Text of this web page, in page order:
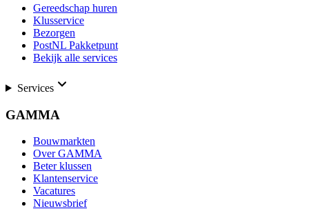
Gereedschap huren
Klusservice
Bezorgen
PostNL Pakketpunt
Bekijk alle services
Services
GAMMA
Bouwmarkten
Over GAMMA
Beter klussen
Klantenservice
Vacatures
Nieuwsbrief